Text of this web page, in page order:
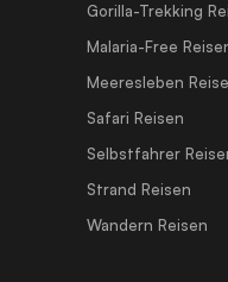
Gorilla-Trekking
Malaria-Free
Meeresleben
Safari Reisen
Selbstfahrer
Strand Reisen
Wandern Reisen